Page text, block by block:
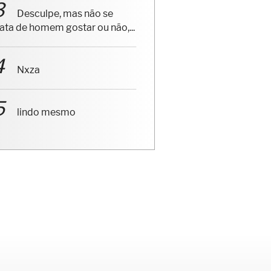
Desculpe, mas não se
de homem gostar ou não,...
Nxza
lindo mesmo